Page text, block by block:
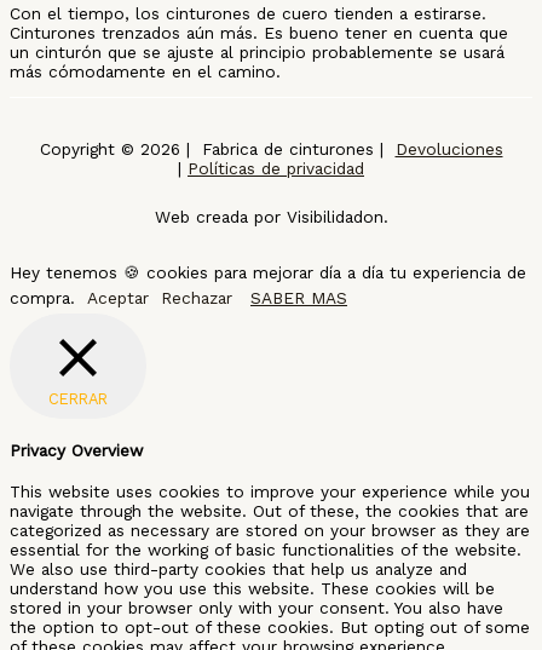
Con el tiempo, los cinturones de cuero tienden a estirarse.
Cinturones trenzados aún más. Es bueno tener en cuenta que
un cinturón que se ajuste al principio probablemente se usará
más cómodamente en el camino.
Copyright © 2026 | Fabrica de cinturones | Devoluciones
| Políticas de privacidad
Web creada por Visibilidadon.
Hey tenemos 🍪 cookies para mejorar día a día tu experiencia de
compra.
Aceptar Rechazar SABER MAS
CERRAR
Privacy Overview
This website uses cookies to improve your experience while you
navigate through the website. Out of these, the cookies that are
categorized as necessary are stored on your browser as they are
essential for the working of basic functionalities of the website.
We also use third-party cookies that help us analyze and
understand how you use this website. These cookies will be
stored in your browser only with your consent. You also have
the option to opt-out of these cookies. But opting out of some